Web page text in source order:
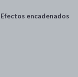
encadenados